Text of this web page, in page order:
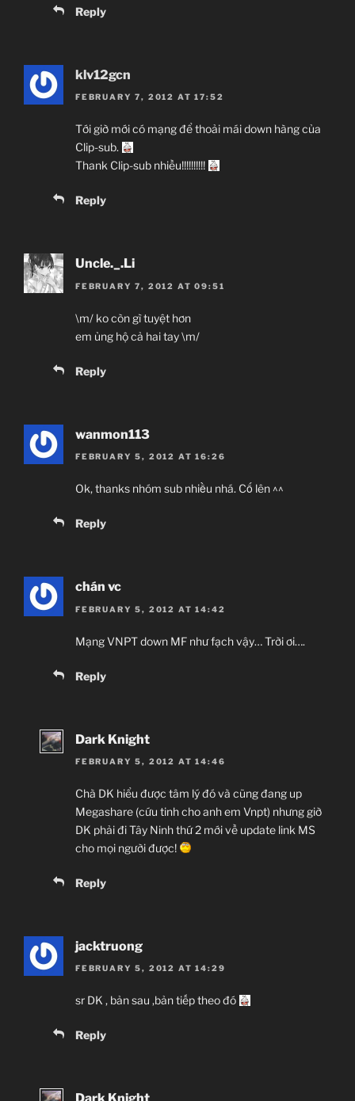
Reply
klv12gcn
FEBRUARY 7, 2012 AT 17:52
Tới giờ mới có mạng để thoải mái down hàng của
Clip-sub.
Thank Clip-sub nhiều!!!!!!!!!!
Reply
Uncle._.Li
FEBRUARY 7, 2012 AT 09:51
\m/ ko còn gì tuyệt hơn
em ủng hộ cả hai tay \m/
Reply
wanmon113
FEBRUARY 5, 2012 AT 16:26
Ok, thanks nhóm sub nhiều nhá. Cố lên ^^
Reply
chán vc
FEBRUARY 5, 2012 AT 14:42
Mạng VNPT down MF như fạch vậy… Trời ơi….
Reply
Dark Knight
FEBRUARY 5, 2012 AT 14:46
Chà DK hiểu được tâm lý đó và cũng đang up
Megashare (cứu tinh cho anh em Vnpt) nhưng giờ
DK phải đi Tây Ninh thứ 2 mới về update link MS
cho mọi người được!
Reply
jacktruong
FEBRUARY 5, 2012 AT 14:29
sr DK , bản sau ,bản tiếp theo đó
Reply